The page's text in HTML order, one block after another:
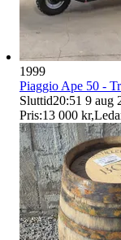
1999
Piaggio Ape 50 -
Sluttid20:51 9 aug
Pris:13 000 kr,